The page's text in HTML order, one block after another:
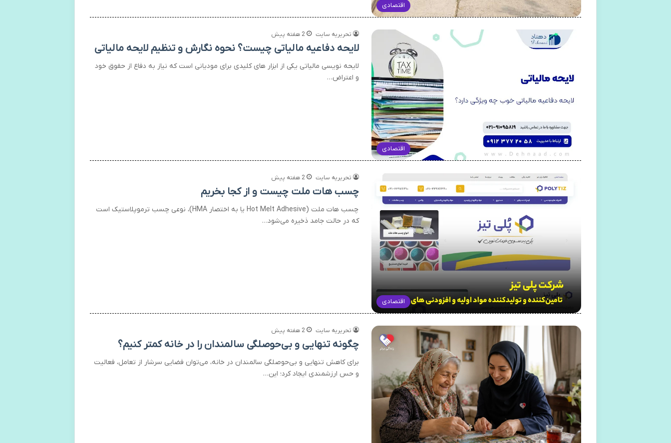
اقتصادی
اقتصادی
تحریریه سایت 2 هفته پیش
لایحه دفاعیه مالیاتی چیست؟ نحوه نگارش و تنظیم لایحه مالیاتی
لایحه نویسی مالیاتی یکی از ابزار های کلیدی برای مودیانی است که نیاز به دفاع از حقوق خود
و اعتراض…
اقتصادی
تحریریه سایت 2 هفته پیش
چسب هات ملت چیست و از کجا بخریم
چسب هات ملت (Hot Melt Adhesive یا به اختصار HMA)، نوعی چسب ترموپلاستیک است
که در حالت جامد ذخیره می‌شود…
تحریریه سایت 2 هفته پیش
چگونه تنهایی و بی‌حوصلگی سالمندان را در خانه کمتر کنیم؟
برای کاهش تنهایی و بی‌حوصلگی سالمندان در خانه، می‌توان فضایی سرشار از تعامل، فعالیت
و حس ارزشمندی ایجاد کرد؛ این…